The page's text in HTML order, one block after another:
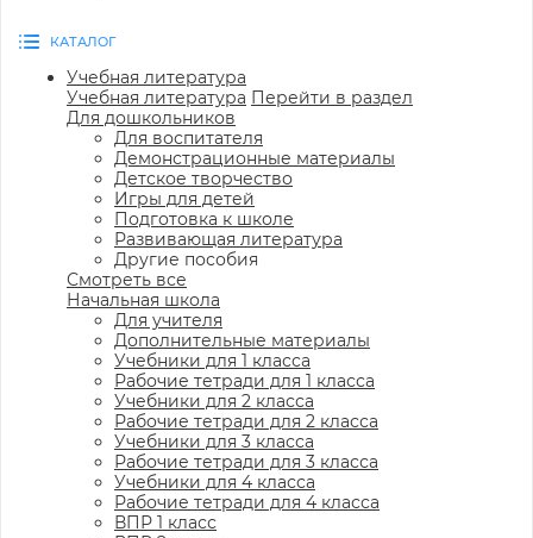
КАТАЛОГ
Учебная литература
Учебная литература Перейти в раздел
Для дошкольников
Для воспитателя
Демонстрационные материалы
Детское творчество
Игры для детей
Подготовка к школе
Развивающая литература
Другие пособия
Смотреть все
Начальная школа
Для учителя
Дополнительные материалы
Учебники для 1 класса
Рабочие тетради для 1 класса
Учебники для 2 класса
Рабочие тетради для 2 класса
Учебники для 3 класса
Рабочие тетради для 3 класса
Учебники для 4 класса
Рабочие тетради для 4 класса
ВПР 1 класс